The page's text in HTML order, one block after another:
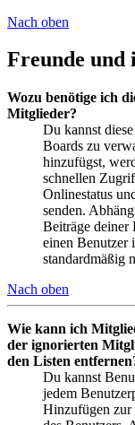
Nach oben
Freunde
Wozu benötige ich
Mitglieder?
Du kannst
Boards zu
hinzufügst,
schnellen
Onlinestatus
senden.
Beiträge deiner
einen Benutzer
standardmäßig
Nach oben
Wie kann ich
der ignorierten
den Listen
Du kannst
jedem
Hinzufügen zur